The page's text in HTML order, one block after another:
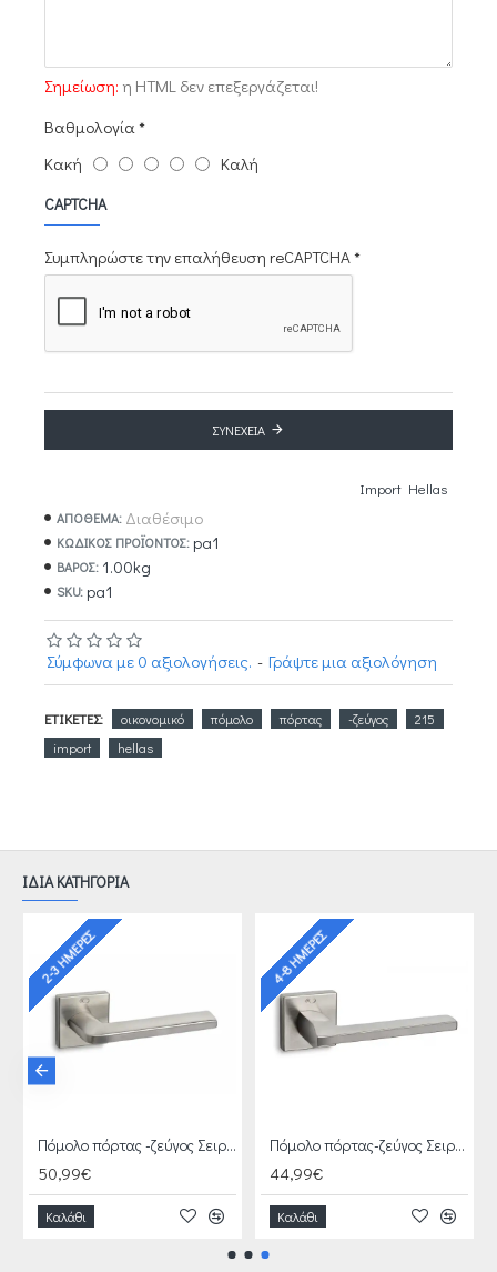
Σημείωση: η HTML δεν επεξεργάζεται!
Βαθμολογία
Κακή
Καλή
CAPTCHA
Συμπληρώστε την επαλήθευση reCAPTCHA
ΣΥΝΈΧΕΙΑ
ΑΠΟΘΕΜΑ: Διαθέσιμο
ΚΩΔΙΚΌΣ ΠΡΟΪΌΝΤΟΣ: pa1
ΒΆΡΟΣ: 1.00kg
SKU: pa1
Import Hellas
Σύμφωνα με 0 αξιολογήσεις. - Γράψτε μια αξιολόγηση
ΕΤΙΚΈΤΕΣ: οικονομικό πόμολο πόρτας -ζεύγος
215
import
hellas
ΙΔΙΑ ΚΑΤΗΓΟΡΙΑ
2-3 ΗΜΈΡΕΣ
Πόμολο πόρτας -ζεύγος Σειρά 1085 CONVEX
50,99€
Καλάθι
4-8 ΗΜΈΡΕΣ
Πόμολο πόρτας-ζεύγος Σειρά 1105 CONVEX
44,99€
Καλάθι